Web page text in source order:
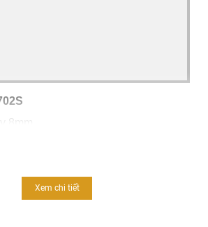
8mm
Xem chi tiết